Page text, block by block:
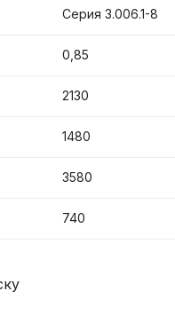
Серия 3.006.1-8
0,85
2130
1480
3580
740